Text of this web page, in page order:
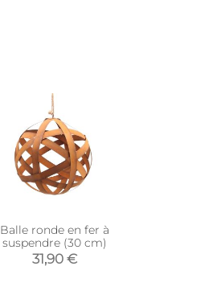
Balle ronde en fer à
suspendre (30 cm)
31,90 €